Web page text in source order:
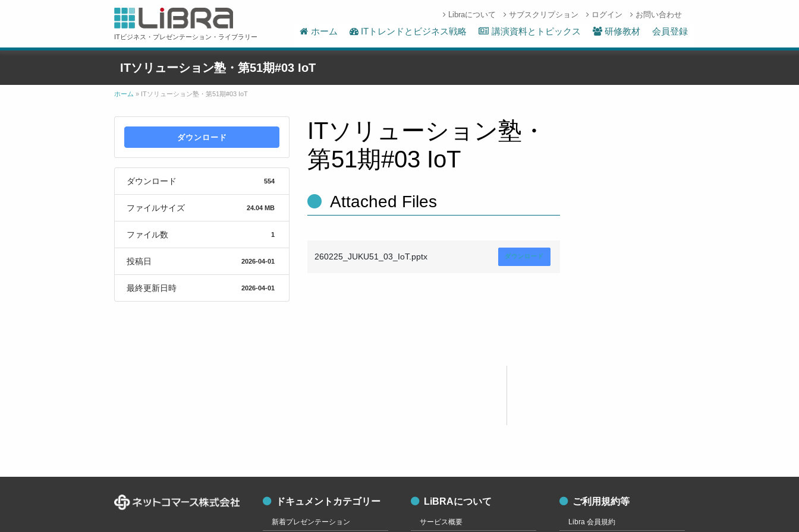
ITビジネス・プレゼンテーション・ライブラリー
Libraについて サブスクリプション ログイン お問い合わせ
ホーム ITトレンドとビジネス戦略 講演資料とトピックス 研修教材 会員登録
ITソリューション塾・第51期#03 IoT
ホーム » ITソリューション塾・第51期#03 IoT
ダウンロード
ダウンロード 554
ファイルサイズ 24.04 MB
ファイル数 1
投稿日 2026-04-01
最終更新日時 2026-04-01
ITソリューション塾・
第51期#03 IoT
Attached Files
260225_JUKU51_03_IoT.pptx ダウンロード
ドキュメントカテゴリー
新着プレゼンテーション
LiBRAについて
サービス概要
ご利用規約等
Libra 会員規約